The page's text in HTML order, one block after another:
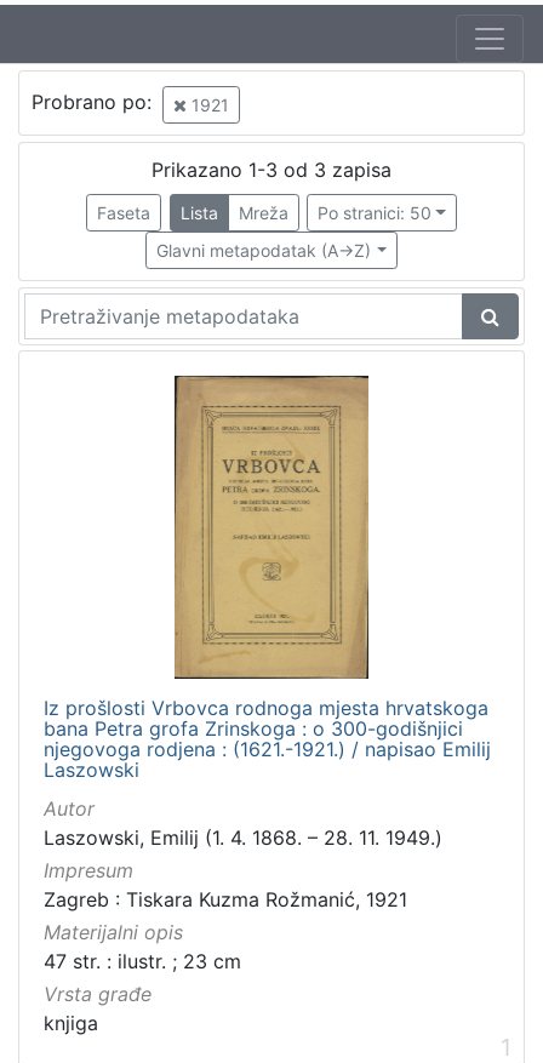
Jezik
hrvatski
Zbirka
Knjige
1
Probrano po: 1921
Prikazano 1-3 od 3 zapisa
Faseta Lista Mreža
Po stranici: 50
Glavni metapodatak (A->Z)
Iz prošlosti Vrbovca rodnoga mjesta hrvatskoga
bana Petra grofa Zrinskoga : o 300-godišnjici
njegovoga rodjena : (1621.-1921.) / napisao Emilij
Laszowski
Autor
Laszowski, Emilij (1. 4. 1868. – 28. 11. 1949.)
Impresum
Zagreb : Tiskara Kuzma Rožmanić, 1921
Materijalni opis
47 str. : ilustr. ; 23 cm
Vrsta građe
knjiga
1